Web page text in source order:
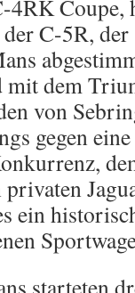
4RK Coupe,
C-5R,
mit dem
von
gegen
ein
starteten